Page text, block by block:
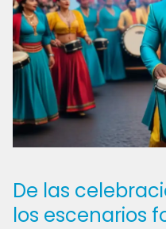
De las
los escenarios